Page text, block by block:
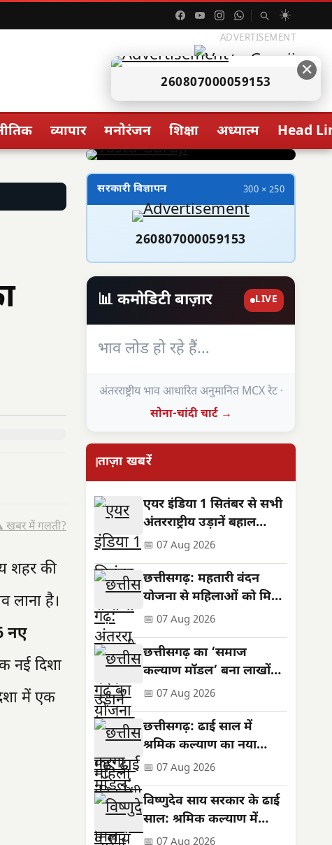
☀️
ADVERTISEMENT
व्यापार मनोरंजन शिक्षा अध्यात्म Head
में गलती?
शहर की
लाना है।
नए
नई दिशा
में एक
सरकारी विज्ञापन 300 × 250
260807000059153
📊 कमोडिटी बाज़ार LIVE
भाव लोड हो रहे हैं…
अंतरराष्ट्रीय भाव आधारित अनुमानित MCX रेट ·
सोना-चांदी चार्ट →
ताज़ा खबरें
एयर इंडिया 1 सितंबर से सभी
अंतरराष्ट्रीय उड़ानें बहाल
करेगा, फ्रीक्वेंसी भी बढ़ेगी
📅 07 Aug 2026
छत्तीसगढ़: महतारी वंदन
योजना से महिलाओं को मिले
**630 करोड़**,
सशक्तिकरण की नई मिसाल
📅 07 Aug 2026
छत्तीसगढ़ का ‘समाज
कल्याण मॉडल’ बना लाखों
जरूरतमंदों की संजीवनी
📅 07 Aug 2026
छत्तीसगढ़: ढाई साल में
श्रमिक कल्याण का नया
अध्याय, बनी राष्ट्रीय पहचान
📅 07 Aug 2026
विष्णुदेव साय सरकार के ढाई
साल: श्रमिक कल्याण में
ऐतिहासिक उपलब्धियां
✕
260807000059153